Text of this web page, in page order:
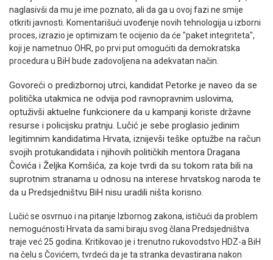
naglasivši da mu je ime poznato, ali da ga u ovoj fazi ne smije
otkriti javnosti. Komentarišući uvođenje novih tehnologija u izborni
proces, izrazio je optimizam te ocijenio da će "paket integriteta",
koji je nametnuo OHR, po prvi put omogućiti da demokratska
procedura u BiH bude zadovoljena na adekvatan način.
Govoreći o predizbornoj utrci, kandidat Petorke je naveo da se
politička utakmica ne odvija pod ravnopravnim uslovima,
optuživši aktuelne funkcionere da u kampanji koriste državne
resurse i policijsku pratnju. Lučić je sebe proglasio jedinim
legitimnim kandidatima Hrvata, iznijevši teške optužbe na račun
svojih protukandidata i njihovih političkih mentora Dragana
Čovića i Željka Komšića, za koje tvrdi da su tokom rata bili na
suprotnim stranama u odnosu na interese hrvatskog naroda te
da u Predsjedništvu BiH nisu uradili ništa korisno.
Lučić se osvrnuo i na pitanje Izbornog zakona, ističući da problem
nemogućnosti Hrvata da sami biraju svog člana Predsjedništva
traje već 25 godina. Kritikovao je i trenutno rukovodstvo HDZ-a BiH
na čelu s Čovićem, tvrdeći da je ta stranka devastirana nakon